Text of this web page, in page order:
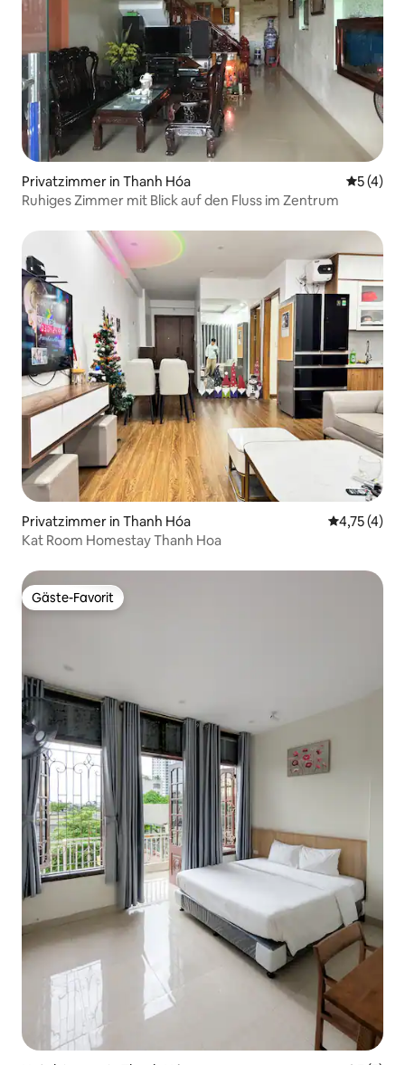
Privatzimmer in Thanh Hóa
5 (4)
Ruhiges Zimmer mit Blick auf den Fluss im Zentrum
Privatzimmer in Thanh Hóa
4,75 (4)
Kat Room Homestay Thanh Hoa
Gäste-Favorit
Gäste-Favorit